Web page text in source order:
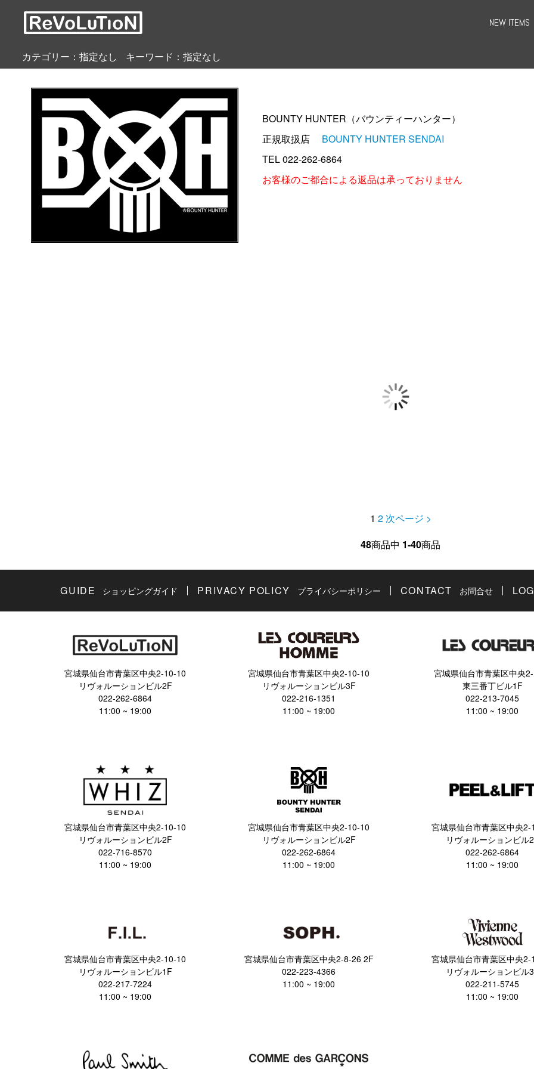
NEW ITEMS
カテゴリー：指定なし キーワード：指定なし
BOUNTY HUNTER（バウンティーハンター）
正規取扱店 BOUNTY HUNTER SENDAI
TEL 022-262-6864
お客様のご都合による返品は承っておりません
1 2 次ページ >
48商品中 1-40商品
GUIDE ショッピングガイド PRIVACY POLICY プライバシーポリシー CONTACT お問合せ
宮城県仙台市青葉区中央2-10-10
リヴォルーションビル2F
022-262-6864
11:00 ~ 19:00
宮城県仙台市青葉区中央2-10-10
リヴォルーションビル3F
022-216-1351
11:00 ~ 19:00
宮城県仙台市青葉区中央
東三番丁ビル1F
022-213-7045
11:00 ~ 19:00
宮城県仙台市青葉区中央2-10-10
リヴォルーションビル2F
022-716-8570
11:00 ~ 19:00
宮城県仙台市青葉区中央2-10-10
リヴォルーションビル2F
022-262-6864
11:00 ~ 19:00
宮城県仙台市青葉区中央2-
リヴォルーションビル
022-262-6864
11:00 ~ 19:00
宮城県仙台市青葉区中央2-10-10
リヴォルーションビル1F
022-217-7224
11:00 ~ 19:00
宮城県仙台市青葉区中央2-8-26 2F
022-223-4366
11:00 ~ 19:00
宮城県仙台市青葉区中央2-
リヴォルーションビル
022-211-5745
11:00 ~ 19:00